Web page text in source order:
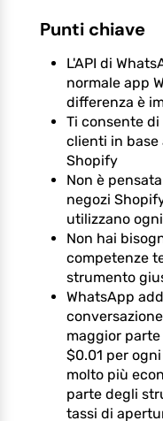
Punti chiave
L'API di
normale app
differenza è
Ti consente
clienti in
Shopify
Non è
negozi
utilizzano
Non hai
competenze
strumento
WhatsApp
maggior
$0.01 per
molto più
parte degli
tassi di